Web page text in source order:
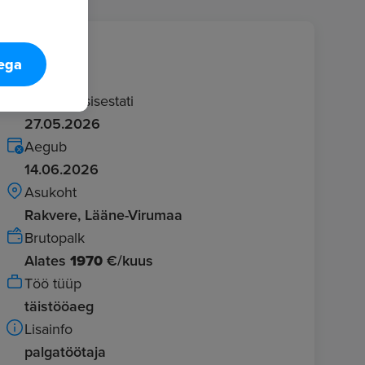
Info
Kuulutus sisestati
27.05.2026
Aegub
14.06.2026
Asukoht
Rakvere, Lääne-Virumaa
Brutopalk
Alates 1970 €/kuus
Töö tüüp
täistööaeg
Lisainfo
palgatöötaja